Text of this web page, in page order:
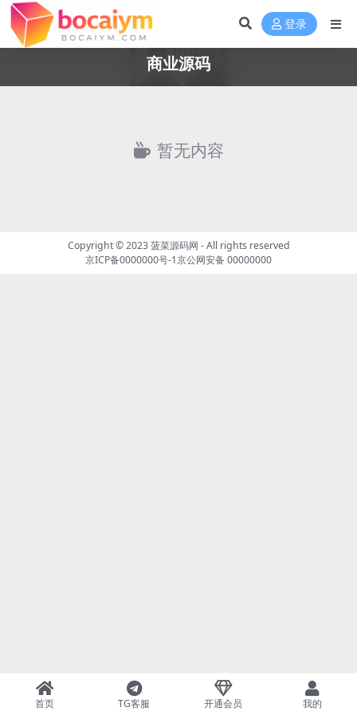
登录
商业源码
暂无内容
Copyright © 2023菠菜源码网 - All rights reserved
京ICP备0000000号-1京公网安备 00000000
首页 TG客服 开通会员 我的